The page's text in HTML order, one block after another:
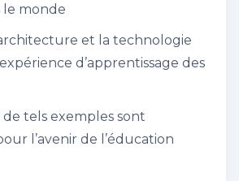
monde
et la technologie
d’apprentissage des
tels exemples sont
l’avenir de l’éducation